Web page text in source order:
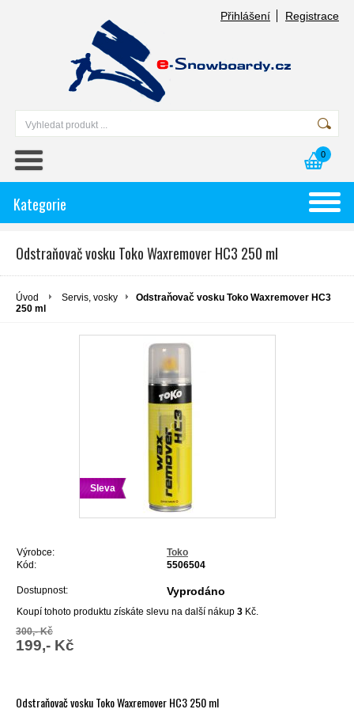
Přihlášení Registrace
0
Kategorie
Odstraňovač vosku Toko Waxremover HC3 250 ml
Úvod Servis, vosky
Odstraňovač vosku Toko Waxremover HC3
250 ml
Sleva
Výrobce:
Toko
Kód:
5506504
Dostupnost: Vyprodáno
Koupí tohoto produktu získáte slevu na další nákup 3 Kč.
300,- Kč
199,- Kč
Odstraňovač vosku Toko Waxremover HC3 250 ml